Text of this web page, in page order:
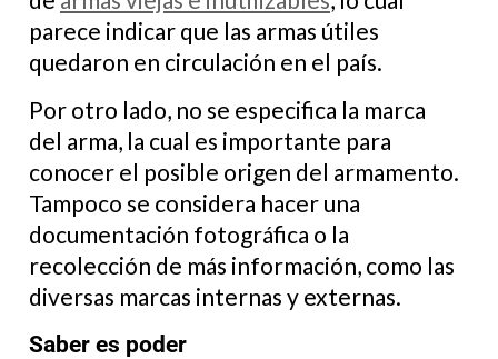
parece indicar que las armas útiles
quedaron en circulación en el país.
Por otro lado, no se especifica la marca
del arma, la cual es importante para
conocer el posible origen del armamento.
Tampoco se considera hacer una
documentación fotográfica o la
recolección de más información, como las
diversas marcas internas y externas.
Saber es poder